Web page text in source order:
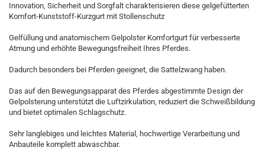
Innovation, Sicherheit und Sorgfalt charakterisieren diese gelgefütterten
Komfort-Kunststoff-Kurzgurt mit Stollenschutz
Gelfüllung und anatomischem Gelpolster Komfortgurt für verbesserte
Atmung und erhöhte Bewegungsfreiheit Ihres Pferdes.
Dadurch besonders bei Pferden geeignet, die Sattelzwang haben.
Das auf den Bewegungsapparat des Pferdes abgestimmte Design der
Gelpolsterung unterstützt die Luftzirkulation, reduziert die Schweißbildung
und bietet optimalen Schlagschutz.
Sehr langlebiges und leichtes Material, hochwertige Verarbeitung und
Anbauteile komplett abwaschbar.